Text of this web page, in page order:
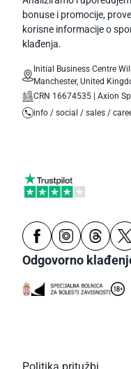
bonuse i promocije,
korisne informacije o
klađenja.
Initial Business Centre
Manchester, United
CRN 16674535 | Axion
info / social / sales /
Odgovorno
Politika pritužbi